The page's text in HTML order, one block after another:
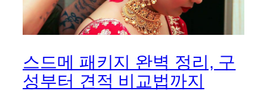
스드메 패키지 완벽 정리, 구
성부터 견적 비교법까지